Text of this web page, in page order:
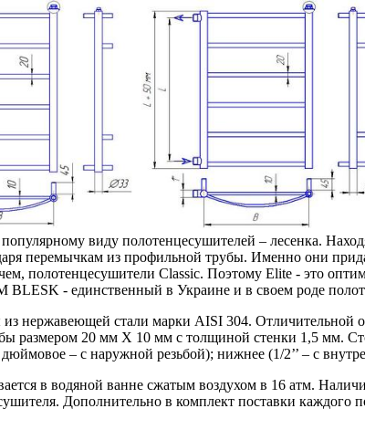
популярному виду полотенцесушителей – лесенка.
перемычкам из профильной трубы. Именно они
полотенцесушители Classic. Поэтому Elite - это
BLESK - единственный в Украине и в своем роде
нержавеющей стали марки AISI 304. Отличительной
размером 20 мм Х 10 мм с толщиной стенки 1,5 мм.
– c наружной резьбой); нижнее (1/2’’ – c
в водяной ванне сжатым воздухом в 16 атм.
Дополнительно в комплект поставки